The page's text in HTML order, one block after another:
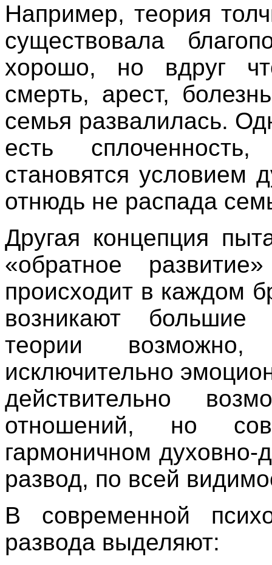
Например, теория
существовала
хорошо, но вдруг
смерть, арест,
семья развалилась.
есть
становятся условием
отнюдь не распада
Другая концепция
«обратное
происходит в каждом
возникают большие
теории
исключительно
действительно
отношений, но
гармоничном духовно-
развод, по всей
В современной
развода выделяют: